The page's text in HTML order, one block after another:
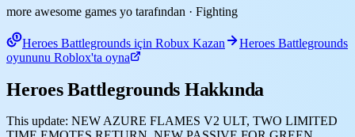
more awesome games yo tarafından · Fighting
Heroes Battlegrounds için Robux Kazan
Heroes Battlegrounds
oyununu Roblox'ta oyna
Heroes Battlegrounds Hakkında
This update: NEW AZURE FLAMES V2 ULT, TWO LIMITED